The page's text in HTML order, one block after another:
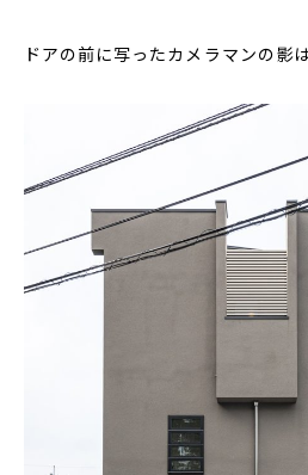
ドアの前に写ったカメラマンの影